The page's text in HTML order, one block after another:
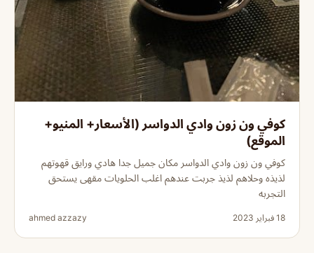
كوفي ون زون وادي الدواسر (الأسعار+ المنيو+
الموقع)
كوفي ون زون وادي الدواسر مكان جميل جدا هادي ورايق قهوتهم
لذيذه وحلاهم لذيذ جربت عندهم اغلب الحلويات مقهى يستحق
التجربه
18 فبراير 2023 ahmed azzazy